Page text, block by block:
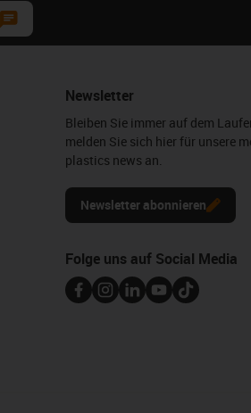
Newsletter
Bleiben Sie immer auf dem
melden Sie sich hier für unsere
plastics news an.
Newsletter abonnieren
Folge uns auf Social Media